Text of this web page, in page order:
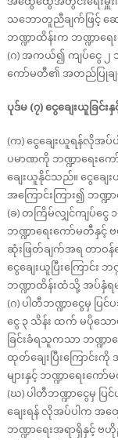
သဘောတူညီချက်ဖြင့် ဆ
ဘဏ္ဍာထိန်းက ဘဏ္ဍာရေ
(ဂ) အကယ်၍ ကျပ်ငွေ ၂
ကော်မတီ၏ အတည်ပြုချ
ပုဒ်မ (၇) ငွေချေးယူခြင်း
(က) ငွေချေးယူရန်လိုအ
ပမာဏကို ဘဏ္ဍာရေးက
ချေးယူနိုင်သည်။ ငွေချေ
အကြောင်းကြား၍ ဘဏ္
(ခ) တကြိမ်လျှင်ကျပ်ငွ
ဘဏ္ဍာရေးကော်မတီနှင့်
ဆုံးဖြတ်ချက်အရ တာဝန်
ငွေချေးယူပြီးကြောင်း
ဘဏ္ဍာထိန်းထံသို့ အပ်နှံရ
(ဂ) ပါတီဘဏ္ဍာငွေမှ ပ
ငွေ ၃ သိန်း ထက် မပိုသေ
ခြင်းခံရသူကသာ ဘဏ္ဍာ
ထုတ်ချေးပြီးကြောင်
များနှင့် ဘဏ္ဍာရေးက
(ဃ) ပါတီဘဏ္ဍာငွေမှ ပ
ချေးရန် လိုအပ်ပါက အထွ
ဘဏ္ဍာရေးအရာရှိနှင့်